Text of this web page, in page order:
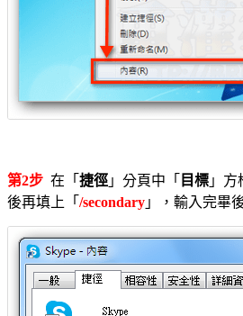
第2步 在「 捷徑 」分頁中「 目標 」
後再填上「 /secondary 」，輸入完畢